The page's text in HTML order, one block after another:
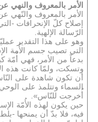
الأمر بالمعروف والنهي
الأمر بالمعروف
إصلاح كلّ الإنحرافات -
الرّسالة الإلهية.
وهو على هذا التقدير
التي تصيب جسم الأُمة
بدعاً من الأمر، فهي أُمّة
وتسكت، ولمّا كانت هذه
أن تكون شاهدة على
السماء وتتلمذ على
أُخرجت للنّاس».
حين يكون لهذه الأُمّة
فيه، فلا بدّ أن يمنحها -